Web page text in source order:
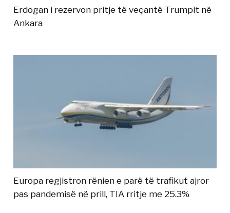
Erdogan i rezervon pritje të veçantë Trumpit në
Ankara
Europa regjistron rënien e parë të trafikut ajror
pas pandemisë në prill, TIA rritje me 25.3%